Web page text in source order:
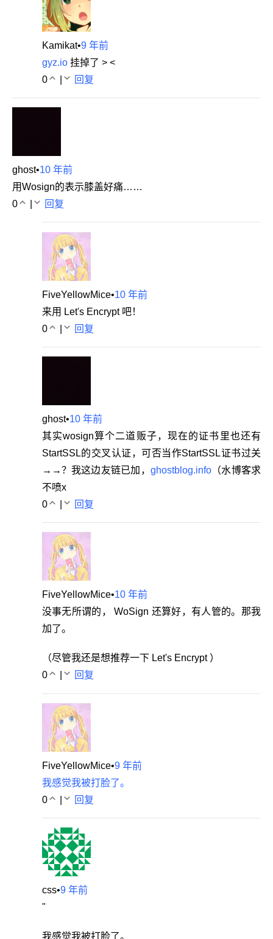
Kamikat•9 年前
gyz.io挂掉了 > <
0
回复
ghost•10 年前
用Wosign的表示膝盖好痛……
0
回复
FiveYellowMice•10 年前
来用 Let's Encrypt 吧！
0
回复
ghost•10 年前
其实wosign算个二道贩子，现在的证书里也还有
StartSSL的交叉认证，可否当作StartSSL证书过关
→→？我这边友链已加， ghostblog.info（水博客求
不喷x
0
回复
FiveYellowMice•10 年前
没事无所谓的， WoSign 还算好，有人管的。那我
加了。
（尽管我还是想推荐一下 Let's Encrypt ）
0
回复
FiveYellowMice•9 年前
我感觉我被打脸了。
0
回复
css•9 年前
"
我感觉我被打脸了。